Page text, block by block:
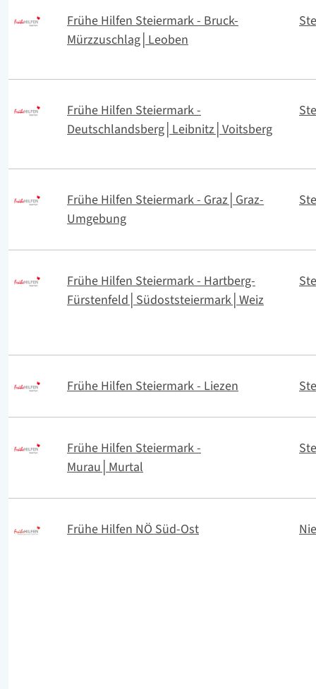
Frühe Hilfen Steiermark - Bruck-
Mürzzuschlag│Leoben
Frühe Hilfen Steiermark -
Deutschlandsberg│Leibnitz│Voitsberg
Frühe Hilfen Steiermark - Graz│Graz-
Umgebung
Frühe Hilfen Steiermark - Hartberg-
Fürstenfeld│Südoststeiermark│Weiz
Frühe Hilfen Steiermark - Liezen
Frühe Hilfen Steiermark -
Murau│Murtal
Frühe Hilfen NÖ Süd-Ost